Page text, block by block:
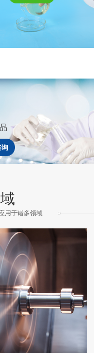
询
用于诸多领域